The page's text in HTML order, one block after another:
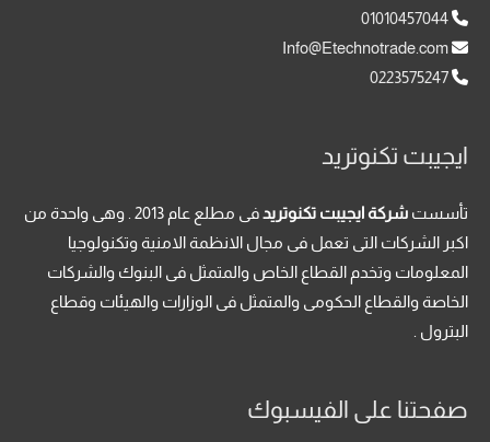
01010457044
0223575247
ايجيبت تكنوتريد
تأسست شركة ايجيبت تكنوتريد
فى مطلع عام 2013 . وهى واحدة من
اكبر الشركات التى تعمل فى مجال الانظمة الامنية وتكنولوجيا
المعلومات وتخدم القطاع الخاص والمتمثل فى البنوك والشركات
الخاصة والقطاع الحكومى والمتمثل فى الوزارات والهيئات وقطاع
البترول .
صفحتنا على الفيسبوك